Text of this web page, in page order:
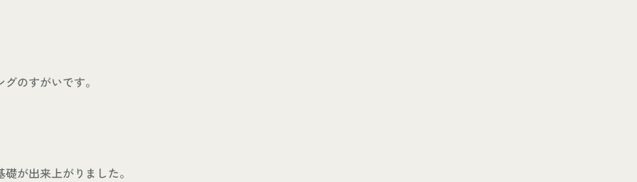
のすがいです。
が出来上がりました。